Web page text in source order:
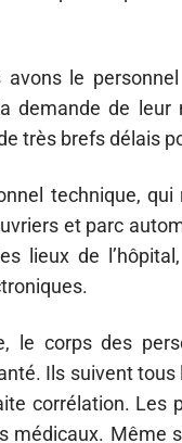
avons le
demande de
très brefs délais
technique,
et parc
lieux de
le corps des
Ils suivent
corrélation. Les
médicaux. Même